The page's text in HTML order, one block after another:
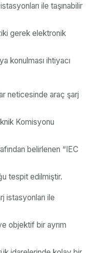
ile taşınabilir
gerek elektronik
konulması ihtiyacı
neticesinde araç şarj
Komisyonu
belirlenen “IEC
tespit edilmiştir.
istasyonları ile
objektif bir ayrım